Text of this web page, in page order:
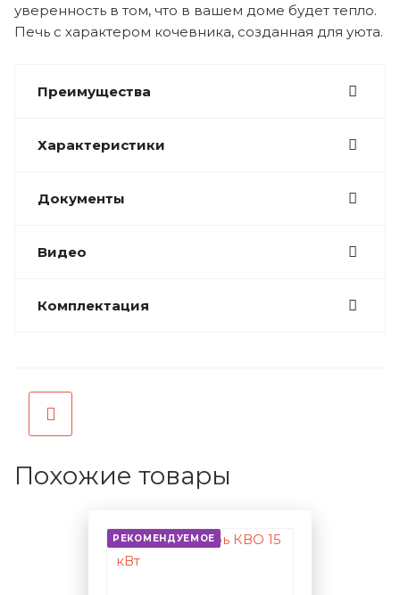
уверенность в том, что в вашем доме будет тепло.
Печь с характером кочевника, созданная для уюта.
Преимущества
Характеристики
Документы
Видео
Комплектация
Похожие товары
РЕКОМЕНДУЕМОЕ